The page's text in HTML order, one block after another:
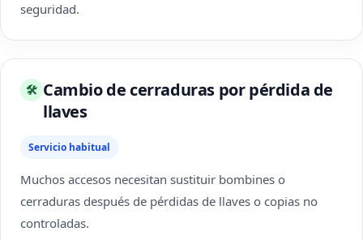
seguridad.
🛠 Cambio de cerraduras por pérdida de
llaves
Servicio habitual
Muchos accesos necesitan sustituir bombines o
cerraduras después de pérdidas de llaves o copias no
controladas.